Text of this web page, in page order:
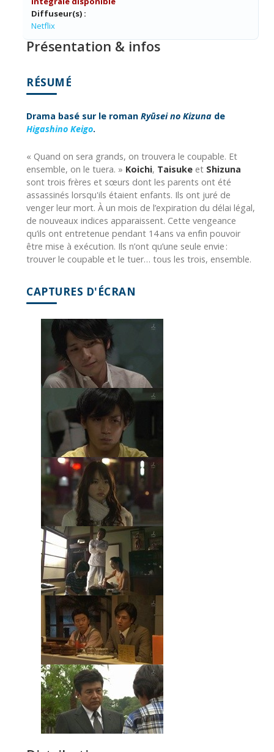
Diffuseur(s) :
Netflix
Présentation & infos
RÉSUMÉ
Drama basé sur le roman Ryūsei no Kizuna de
Higashino Keigo.
« Quand on sera grands, on trouvera le coupable. Et
ensemble, on le tuera. » Koichi, Taisuke et Shizuna
sont trois frères et sœurs dont les parents ont été
assassinés lorsqu'ils étaient enfants. Ils ont juré de
venger leur mort. À un mois de l’expiration du délai légal,
de nouveaux indices apparaissent. Cette vengeance
qu’ils ont entretenue pendant 14 ans va enfin pouvoir
être mise à exécution. Ils n’ont qu’une seule envie :
trouver le coupable et le tuer… tous les trois, ensemble.
CAPTURES D'ÉCRAN